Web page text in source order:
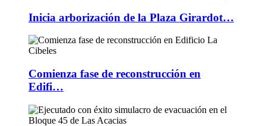
Inicia arborización de la Plaza Girardot…
Comienza fase de reconstrucción en
Edifi…